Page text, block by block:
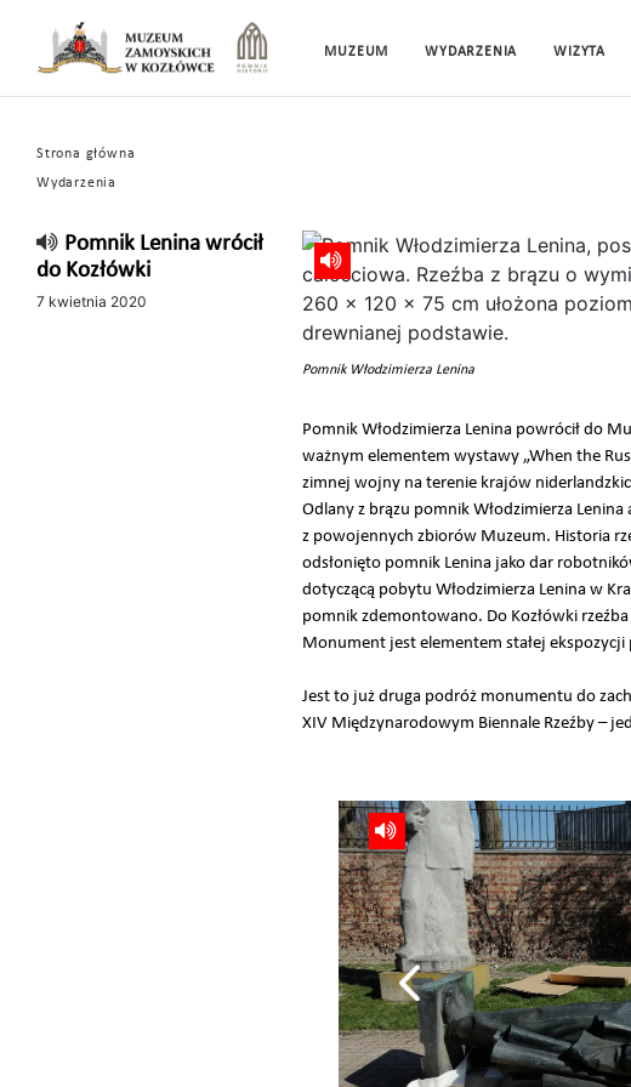
MUZEUM WYDARZENIA WIZYTA
Strona główna
Wydarzenia
Pomnik Lenina wrócił
do Kozłówki
7 kwietnia 2020
Pomnik Włodzimierza Lenina
Pomnik Włodzimierza Lenina powrócił do
ważnym elementem wystawy „When the
zimnej wojny na terenie krajów
Odlany z brązu pomnik Włodzimierza
z powojennych zbiorów Muzeum. Historia
odsłonięto pomnik Lenina jako dar
dotyczącą pobytu Włodzimierza Lenina w
pomnik zdemontowano. Do Kozłówki
Monument jest elementem stałej ekspozycji
Jest to już druga podróż monumentu do
XIV Międzynarodowym Biennale Rzeźby –